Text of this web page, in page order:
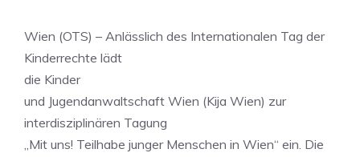
Wien (OTS) – Anlässlich des Internationalen Tag der
Kinderrechte lädt
die Kinder
und Jugendanwaltschaft Wien (Kija Wien) zur
interdisziplinären Tagung
„Mit uns! Teilhabe junger Menschen in Wien“ ein. Die